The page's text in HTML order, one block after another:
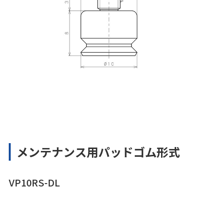
メンテナンス用パッドゴム形式
VP10RS-DL